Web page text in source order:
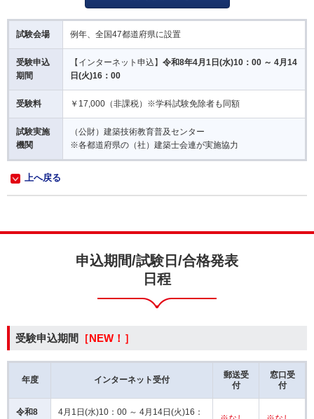
試験会場 例年、全国47都道府県に設置
受験申込
期間
【インターネット申込】 令和8年4月1日(水)10：00 ～ 4月14
日(火)16：00
受験料 ￥17,000（非課税）※学科試験免除者も同額
試験実施
機関
（公財）建築技術教育普及センター
※各都道府県の（社）建築士会連が実施協力
上へ戻る
申込期間/試験日/合格発表
日程
受験申込期間 ［NEW！］
年度 インターネット受付
郵送受
付
窓口受
付
令和8 4月1日(水)10：00 ～ 4月14日(火)16：